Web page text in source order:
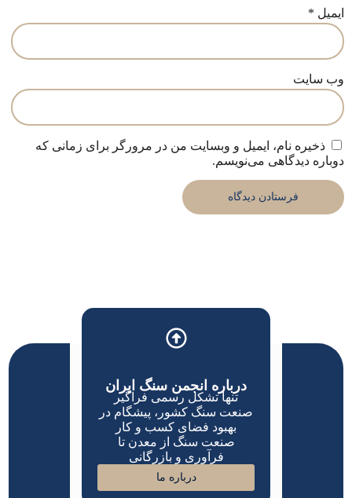
ایمیل *
وب‌ سایت
ذخیره نام، ایمیل و وبسایت من در مرورگر برای زمانی که
دوباره دیدگاهی می‌نویسم.
درباره انجمن سنگ ایران
تنها تشکل رسمی فراگیر
صنعت سنگ کشور، پیشگام در
بهبود فضای کسب و کار
صنعت سنگ از معدن تا
فرآوری و بازرگانی
درباره ما